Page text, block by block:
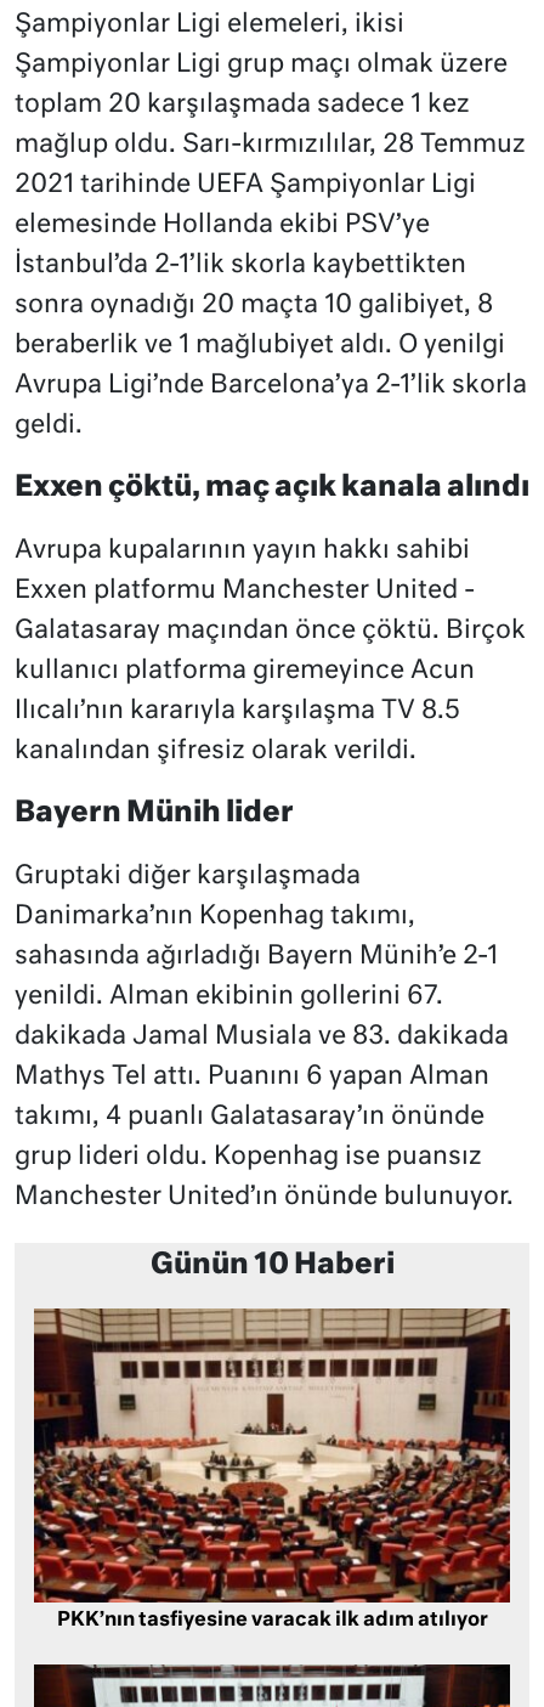
Şampiyonlar Ligi elemeleri, ikisi
Şampiyonlar Ligi grup maçı olmak üzere
toplam 20 karşılaşmada sadece 1 kez
mağlup oldu. Sarı-kırmızılılar, 28 Temmuz
2021 tarihinde UEFA Şampiyonlar Ligi
elemesinde Hollanda ekibi PSV’ye
İstanbul’da 2-1’lik skorla kaybettikten
sonra oynadığı 20 maçta 10 galibiyet, 8
beraberlik ve 1 mağlubiyet aldı. O yenilgi
Avrupa Ligi’nde Barcelona’ya 2-1’lik skorla
geldi.
Exxen çöktü, maç açık kanala alındı
Avrupa kupalarının yayın hakkı sahibi
Exxen platformu Manchester United -
Galatasaray maçından önce çöktü. Birçok
kullanıcı platforma giremeyince Acun
Ilıcalı’nın kararıyla karşılaşma TV 8.5
kanalından şifresiz olarak verildi.
Bayern Münih lider
Gruptaki diğer karşılaşmada
Danimarka’nın Kopenhag takımı,
sahasında ağırladığı Bayern Münih’e 2-1
yenildi. Alman ekibinin gollerini 67.
dakikada Jamal Musiala ve 83. dakikada
Mathys Tel attı. Puanını 6 yapan Alman
takımı, 4 puanlı Galatasaray’ın önünde
grup lideri oldu. Kopenhag ise puansız
Manchester United’ın önünde bulunuyor.
Günün 10 Haberi
PKK’nın tasfiyesine varacak ilk adım atılıyor